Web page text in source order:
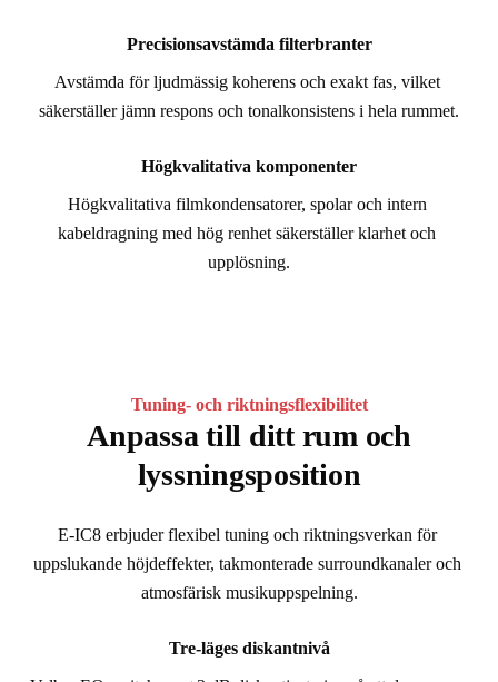
Precisionsavstämda filterbranter
Avstämda för ljudmässig koherens och exakt fas, vilket
säkerställer jämn respons och tonalkonsistens i hela rummet.
Högkvalitativa komponenter
Högkvalitativa filmkondensatorer, spolar och intern
kabeldragning med hög renhet säkerställer klarhet och
upplösning.
Tuning- och riktningsflexibilitet
Anpassa till ditt rum och
lyssningsposition
E-IC8 erbjuder flexibel tuning och riktningsverkan för
uppslukande höjdeffekter, takmonterade surroundkanaler och
atmosfärisk musikuppspelning.
Tre-läges diskantnivå